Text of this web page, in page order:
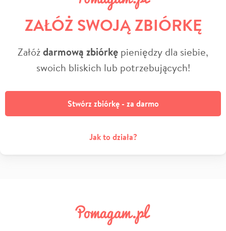
ZAŁÓŻ SWOJĄ ZBIÓRKĘ
Załóżdarmową zbiórkę pieniędzy dla siebie,
swoich bliskich lub potrzebujących!
Stwórz zbiórkę - za darmo
Jak to działa?